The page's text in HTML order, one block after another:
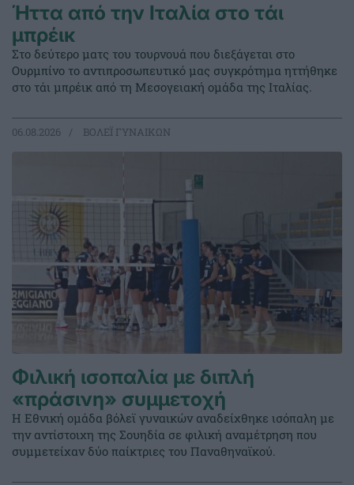
Ήττα από την Ιταλία στο τάι
μπρέικ
Στο δεύτερο ματς του τουρνουά που διεξάγεται στο
Ουρμπίνο το αντιπροσωπευτικό μας συγκρότημα ηττήθηκε
στο τάι μπρέικ από τη Μεσογειακή ομάδα της Ιταλίας.
06.08.2026 ΒΟΛΕΪ ΓΥΝΑΙΚΩΝ
Φιλική ισοπαλία με διπλή
«πράσινη» συμμετοχή
Η Εθνική ομάδα βόλεϊ γυναικών αναδείχθηκε ισόπαλη με
την αντίστοιχη της Σουηδία σε φιλική αναμέτρηση που
συμμετείχαν δύο παίκτριες του Παναθηναϊκού.